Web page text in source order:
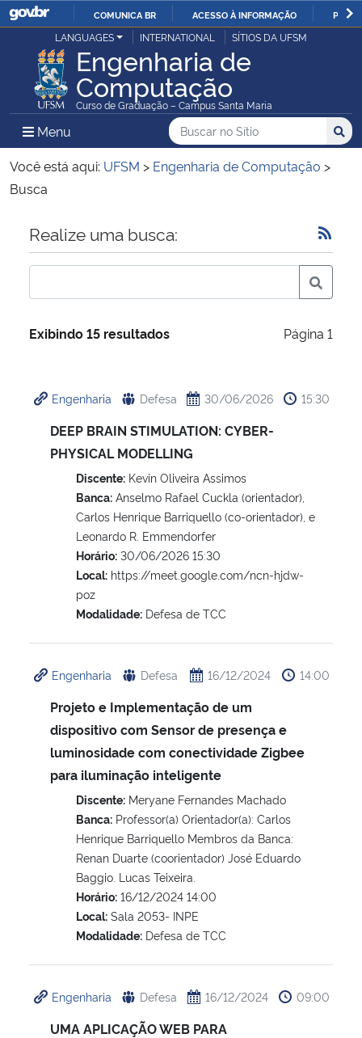
IR
PARA
O
CONTEÚDO
COMUNICA BR ACESSO À INFORMAÇÃO
Ministério da Justiça e Segurança Pública
Ministério da Defesa
Ministério das Relações Exteriores
Ministério da Educação
Ministério de Minas e Energia
Ministério da Ciência, Tecnologia, Inovações e Comunicações
Ministério do Turismo
Controladoria-Geral da União
Ministério da Mulher, da Família e dos Direitos Humanos
Secretaria-Geral
Secretaria de Governo
Gabinete de Segurança Institucional
Advocacia-Geral da União
Banco Central do Brasil
LANGUAGES INTERNATIONAL SÍTIOS DA UFSM
Engenharia de
Computação
Curso de Graduação – Campus Santa Maria
Menu Menu Principal do Sítio
Busca
Buscar no no Sítio
Busca:
Você está aqui: UFSM > Engenharia de Computação >
Busca
Início do conteúdo
Realize uma busca:
Exibindo 15 resultados Página 1
Engenharia Defesa 30/06/2026 15:30
DEEP BRAIN STIMULATION: CYBER-
PHYSICAL MODELLING
Discente: Kevin Oliveira Assimos
Banca: Anselmo Rafael Cuckla (orientador),
Carlos Henrique Barriquello (co-orientador), e
Leonardo R. Emmendorfer
Horário: 30/06/2026 15:30
Local: https://meet.google.com/ncn-hjdw-
poz
Modalidade: Defesa de TCC
Engenharia Defesa 16/12/2024 14:00
Projeto e Implementação de um
dispositivo com Sensor de presença e
luminosidade com conectividade Zigbee
para iluminação inteligente
Discente: Meryane Fernandes Machado
Banca: Professor(a) Orientador(a): Carlos
Henrique Barriquello Membros da Banca:
Renan Duarte (coorientador) José Eduardo
Baggio. Lucas Teixeira.
Horário: 16/12/2024 14:00
Local: Sala 2053- INPE
Modalidade: Defesa de TCC
Engenharia Defesa 16/12/2024 09:00
UMA APLICAÇÃO WEB PARA